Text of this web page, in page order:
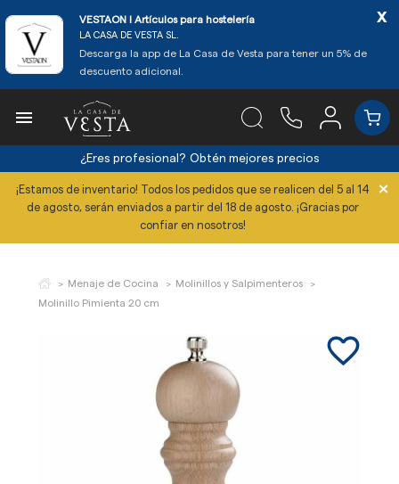
VESTAON l Artículos para hostelería
LA CASA DE VESTA SL.
Descarga la app de La Casa de Vesta para tener un 5% de
descuento adicional.
x

¿Eres profesional? Obtén mejores precios
¡Estamos de inventario! Todos los pedidos que se realicen del 5 al 14
de agosto, serán enviados a partir del 18 de agosto. ¡Gracias por
confiar en nosotros!
×
Menaje de Cocina
Molinillos y Salpimenteros
Molinillo Pimienta 20 cm
favorite_border